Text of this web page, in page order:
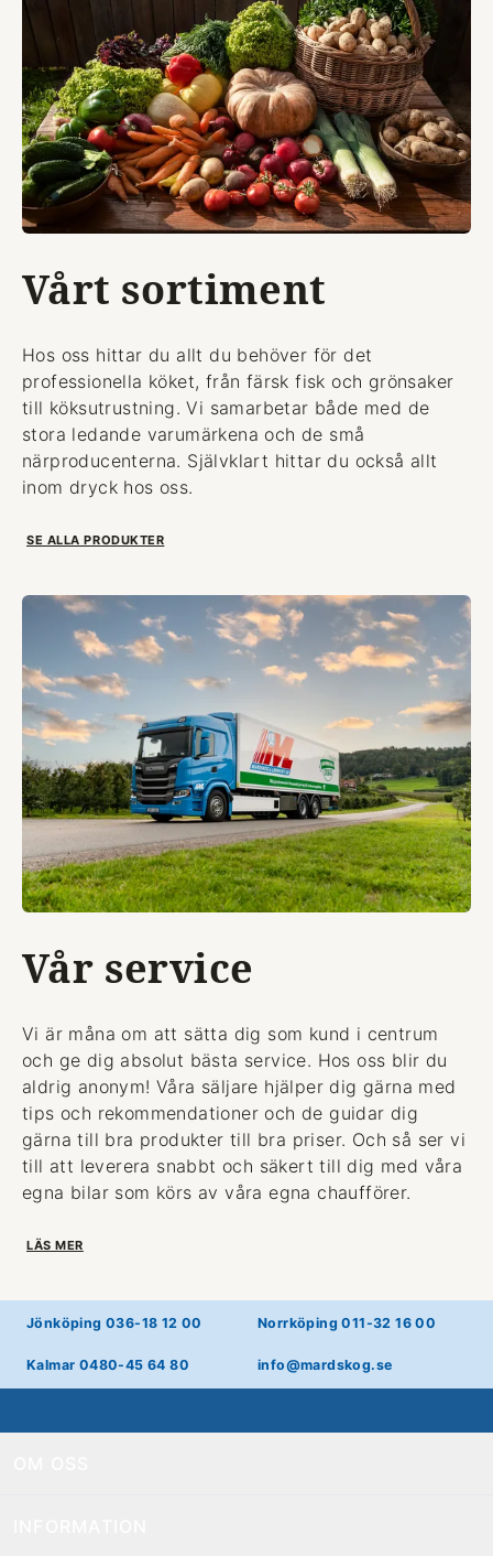
Vårt sortiment
Hos oss hittar du allt du behöver för det
professionella köket, från färsk fisk och grönsaker
till köksutrustning. Vi samarbetar både med de
stora ledande varumärkena och de små
närproducenterna. Självklart hittar du också allt
inom dryck hos oss.
SE ALLA PRODUKTER
Vår service
Vi är måna om att sätta dig som kund i centrum
och ge dig absolut bästa service. Hos oss blir du
aldrig anonym! Våra säljare hjälper dig gärna med
tips och rekommendationer och de guidar dig
gärna till bra produkter till bra priser. Och så ser vi
till att leverera snabbt och säkert till dig med våra
egna bilar som körs av våra egna chaufförer.
LÄS MER
Jönköping 036-18 12 00 Norrköping 011-32 16 00
Kalmar 0480-45 64 80 info@mardskog.se